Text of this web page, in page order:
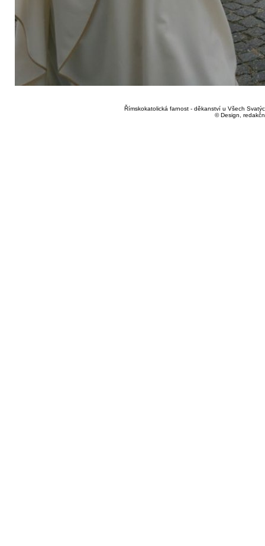
Římskokatolická farnost - děkanství u Všech
© Design,